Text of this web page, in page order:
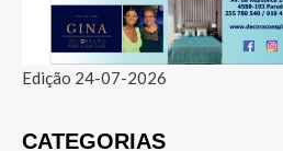
Edição 24-07-2026
CATEGORIAS